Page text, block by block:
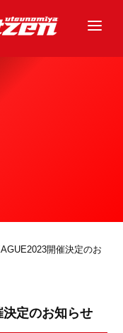
開催決定のお
定のお知らせ